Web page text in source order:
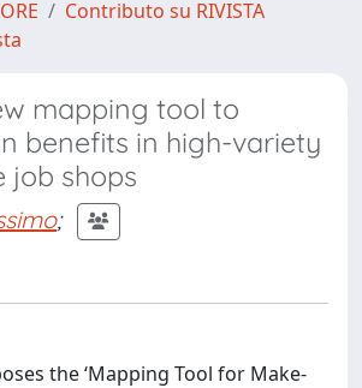
Contributo su RIVISTA
mapping tool to
benefits in high-variety
job shops
;
the ‘Mapping Tool for Make-